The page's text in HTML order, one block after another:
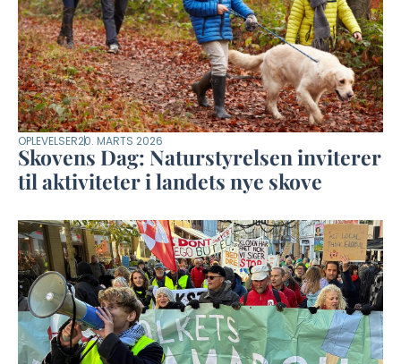
OPLEVELSER20. MARTS 2026
Skovens Dag: Naturstyrelsen inviterer
til aktiviteter i landets nye skove